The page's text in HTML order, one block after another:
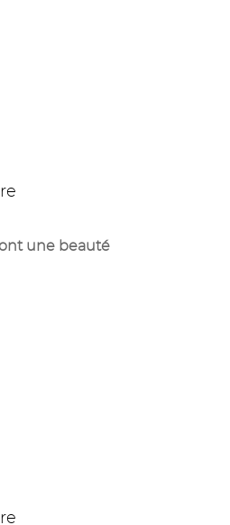
une beauté